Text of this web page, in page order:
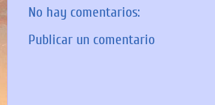
No hay comentarios:
Publicar un comentario